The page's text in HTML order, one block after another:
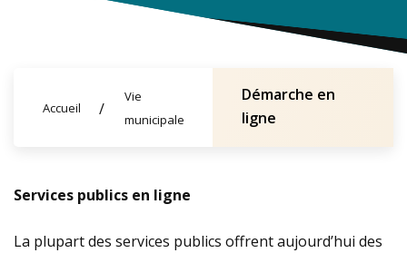
Accueil
Vie
municipale
Démarche en
ligne
Services publics en ligne
La plupart des services publics offrent aujourd’hui des